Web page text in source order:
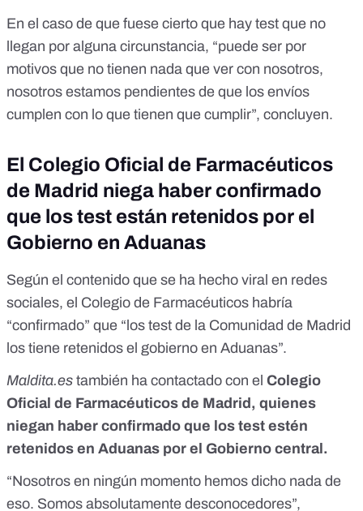
En el caso de que fuese cierto que hay test que no
llegan por alguna circunstancia, “puede ser por
motivos que no tienen nada que ver con nosotros,
nosotros estamos pendientes de que los envíos
cumplen con lo que tienen que cumplir”, concluyen.
El Colegio Oficial de Farmacéuticos
de Madrid niega haber confirmado
que los test están retenidos por el
Gobierno en Aduanas
Según el contenido que se ha hecho viral en redes
sociales, el Colegio de Farmacéuticos habría
“confirmado” que “los test de la Comunidad de Madrid
los tiene retenidos el gobierno en Aduanas”.
Maldita.es también ha contactado con el Colegio
Oficial de Farmacéuticos de Madrid, quienes
niegan haber confirmado que los test estén
retenidos en Aduanas por el Gobierno central.
“Nosotros en ningún momento hemos dicho nada de
eso. Somos absolutamente desconocedores”,